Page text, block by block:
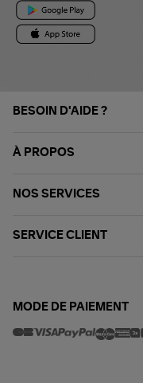
BESOIN D'AIDE ?
À PROPOS
NOS SERVICES
SERVICE CLIENT
MODE DE PAIEMENT